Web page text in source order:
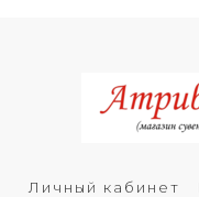
Личный кабинет